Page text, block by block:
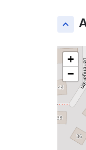
keyboard_arrow_up
+
−